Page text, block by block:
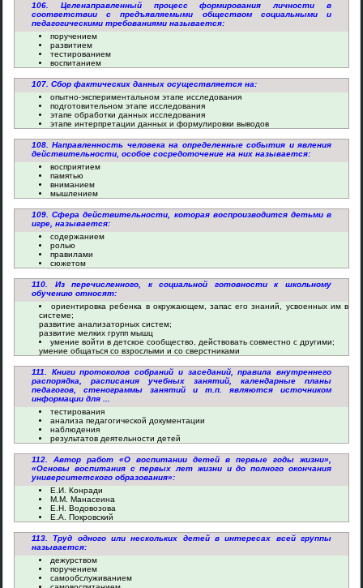
106. Целенаправленный процесс формирования личности в
соответствии с предъявляемыми обществом социальными и
педагогическими требованиями называется:
поручением
развитием
тестированием
воспитанием
107. Сбор фактических данных осуществляется на:
опытно-экспериментальном этапе исследования
подготовительном этапе исследования
этапе обработки данных исследования
этапе интерпретации данных и формулировки выводов
108. Направленность человека на определенные события и явления
действительности, особое сосредоточение на них называется:
восприятием
памятью
вниманием
мышлением
109. Сфера действительности, которая воспроизводится детьми в
игре, называется:
содержанием
ролью
правилами
сюжетом
110. Из перечисленного, к социальной готовности к школьному
обучению относят:
ориентировка ребенка в окружающем, запас его знаний, усвоенных им в
системе;
развитие анализаторных систем;
развитие мелких групп мышц
умение войти в детское сообщество, действовать совместно с другими;
умение общаться со взрослыми и со сверстниками
111. Книги протоколов собраний и заседаний, правила внутреннего
распорядка, расписания учебных занятий, календарные планы
педагогов, стенограммы занятий и т.п. являются источником
информации для ...
тестирования
анализа педагогической документации
наблюдения
результатов деятельности детей
112. Автор работ «О воспитании детей в первые годы жизни»,
«Основы воспитания с первых лет жизни и до полного окончания
университетского образования»:
Е.И. Конради
М.М. Манасеина
Е.Н. Водовозова
Е.А. Покровский
113. Труд одного или нескольких детей в интересах всей группы
называется:
дежурством
поручением
самообслуживанием